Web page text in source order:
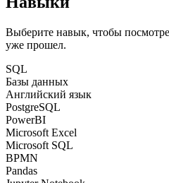
Выберите навык, чтобы
уже прошел.
SQL
Базы данных
Английский язык
PostgreSQL
PowerBI
Microsoft Excel
Microsoft SQL
BPMN
Pandas